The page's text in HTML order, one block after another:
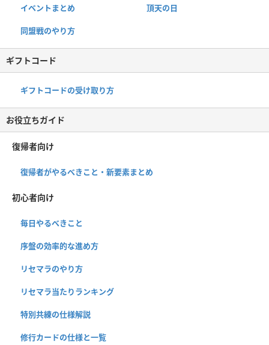
イベントまとめ 頂天の日
同盟戦のやり方
ギフトコード
ギフトコードの受け取り方
お役立ちガイド
復帰者向け
復帰者がやるべきこと・新要素まとめ
初心者向け
毎日やるべきこと
序盤の効率的な進め方
リセマラのやり方
リセマラ当たりランキング
特別共練の仕様解説
修行カードの仕様と一覧